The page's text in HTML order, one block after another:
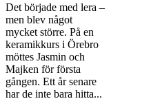
Det började med lera –
men blev något
mycket större. På en
keramikkurs i Örebro
möttes Jasmin och
Majken för första
gången. Ett år senare
har de inte bara hitta...